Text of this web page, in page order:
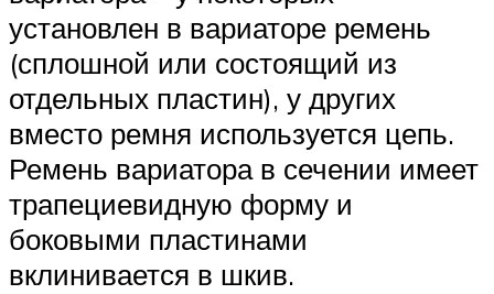
установлен в вариаторе ремень
(сплошной или состоящий из
отдельных пластин), у других
вместо ремня используется цепь.
Ремень вариатора в сечении имеет
трапециевидную форму и
боковыми пластинами
вклинивается в шкив.